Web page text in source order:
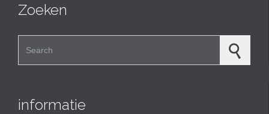
Zoeken
informatie